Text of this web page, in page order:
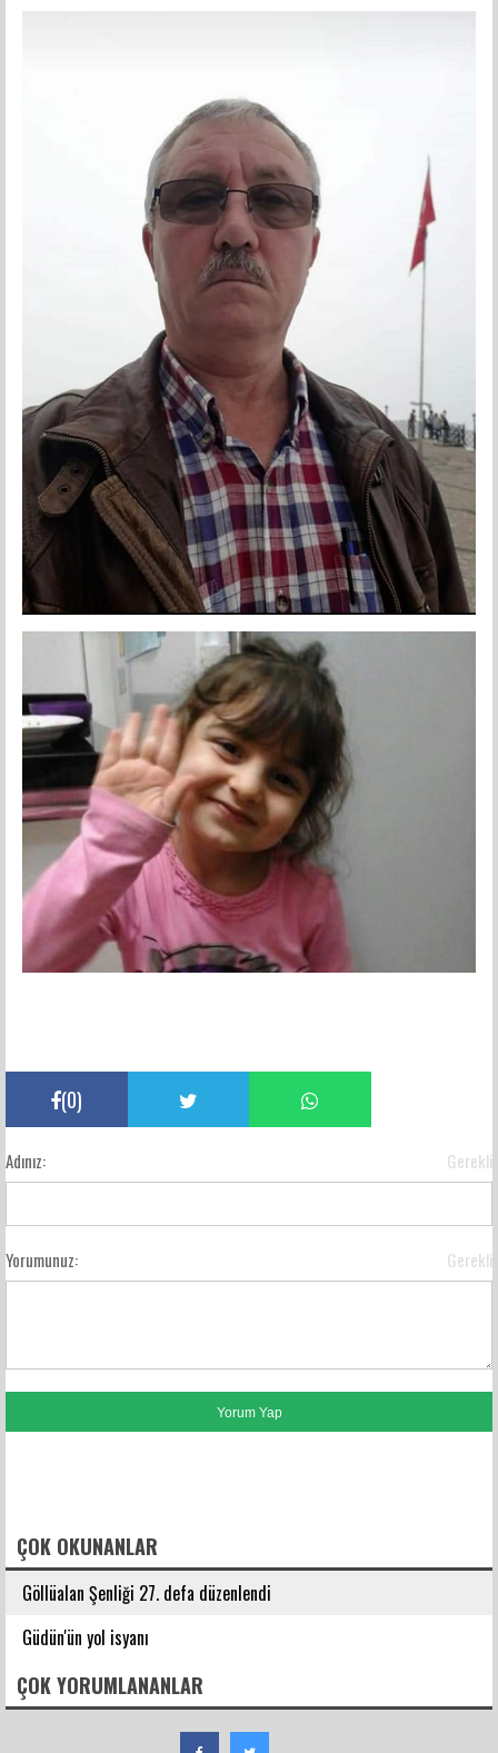
(0)
Adınız: Gerekli
Yorumunuz: Gerekli
ÇOK OKUNANLAR
Göllüalan Şenliği 27. defa düzenlendi
Güdün'ün yol isyanı
ÇOK YORUMLANANLAR